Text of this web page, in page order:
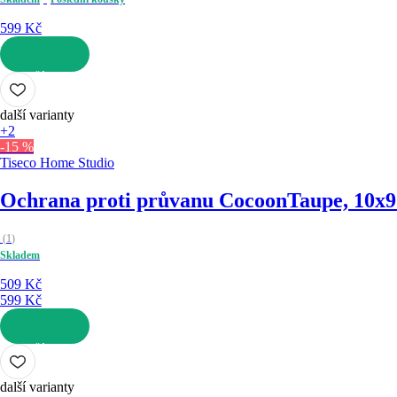
599 Kč
DO KOŠÍKU
další varianty
+2
-15 %
Tiseco Home Studio
Ochrana proti průvanu CocoonTaupe,
(1)
Skladem
509 Kč
599 Kč
DO KOŠÍKU
další varianty